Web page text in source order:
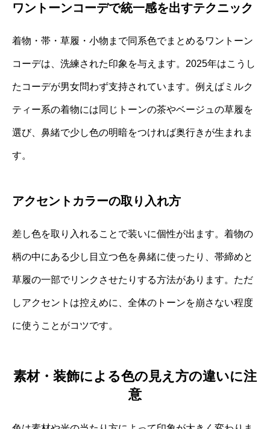
ワントーンコーデで統一感を出すテクニック
着物・帯・草履・小物まで同系色でまとめるワントーン
コーデは、洗練された印象を与えます。2025年はこうし
たコーデが男女問わず支持されています。例えばミルク
ティー系の着物には同じトーンの茶やベージュの草履を
選び、鼻緒で少し色の明暗をつければ奥行きが生まれま
す。
アクセントカラーの取り入れ方
差し色を取り入れることで装いに個性が出ます。着物の
柄の中にある少し目立つ色を鼻緒に使ったり、帯締めと
草履の一部でリンクさせたりする方法があります。ただ
しアクセントは控えめに、全体のトーンを崩さない程度
に使うことがコツです。
素材・装飾による色の見え方の違いに注
意